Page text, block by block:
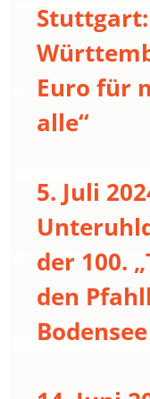
Euro für
alle“
5. Juli
der 100.
den
Bodensee